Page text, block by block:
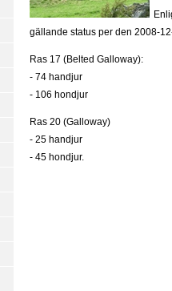
gällande status per den 2008-
Ras 17 (Belted Galloway):
- 74 handjur
- 106 hondjur
Ras 20 (Galloway)
- 25 handjur
- 45 hondjur.